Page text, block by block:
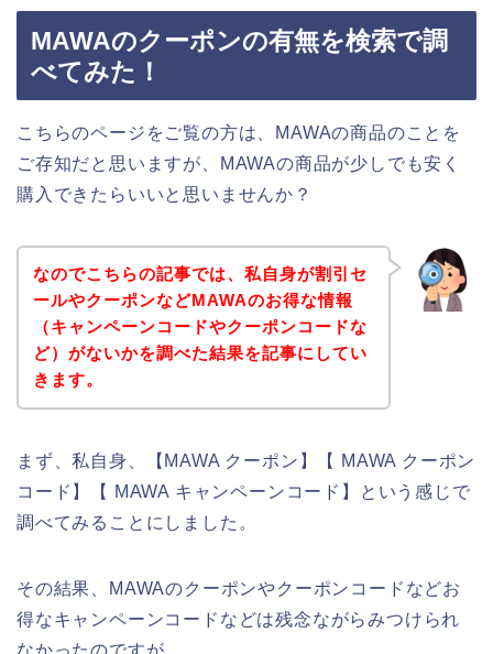
MAWAのクーポンの有無を検索で調
べてみた！
こちらのページをご覧の方は、MAWAの商品のことを
ご存知だと思いますが、MAWAの商品が少しでも安く
購入できたらいいと思いませんか？
なのでこちらの記事では、私自身が割引セ
ールやクーポンなどMAWAのお得な情報
（キャンペーンコードやクーポンコードな
ど）がないかを調べた結果を記事にしてい
きます。
まず、私自身、【MAWA クーポン】【 MAWA クーポン
コード】【 MAWA キャンペーンコード】という感じで
調べてみることにしました。
その結果、MAWAのクーポンやクーポンコードなどお
得なキャンペーンコードなどは残念ながらみつけられ